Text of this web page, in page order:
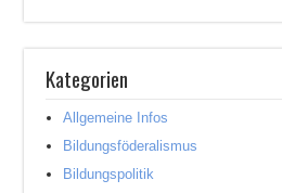
Kategorien
Allgemeine Infos
Bildungsföderalismus
Bildungspolitik